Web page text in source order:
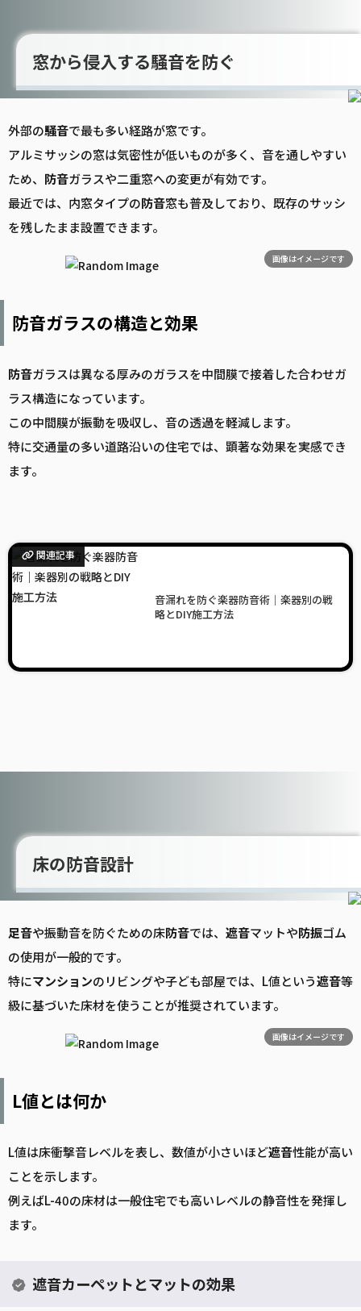
窓から侵入する騒音を防ぐ
外部の騒音で最も多い経路が窓です。
アルミサッシの窓は気密性が低いものが多く、音を通しやすい
ため、 防音ガラスや二重窓への変更が有効です。
最近では、内窓タイプの防音窓も普及しており、既存のサッシ
を残したまま設置できます。
画像はイメージです
防音ガラスの構造と効果
防音ガラスは異なる厚みのガラスを中間膜で接着した合わせガ
ラス構造になっています。
この中間膜が振動を吸収し、音の透過を軽減します。
特に交通量の多い道路沿いの住宅では、顕著な効果を実感でき
ます。
関連記事
音漏れを防ぐ楽器防音術｜楽器別の戦
略とDIY施工方法
床の防音設計
足音や振動音を防ぐための床防音では、 遮音マットや防振ゴム
の使用が一般的です。
特にマンションのリビングや子ども部屋では、L値という遮音等
級に基づいた床材を使うことが推奨されています。
画像はイメージです
L値とは何か
L値は床衝撃音レベルを表し、数値が小さいほど遮音性能が高い
ことを示します。
例えばL-40の床材は一般住宅でも高いレベルの静音性を発揮し
ます。
遮音カーペットとマットの効果